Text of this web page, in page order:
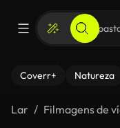
Coverr+ Natureza
Lar Filmagens de